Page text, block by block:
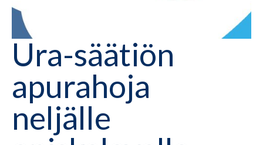
Ura-säätiön
apurahoja
neljälle